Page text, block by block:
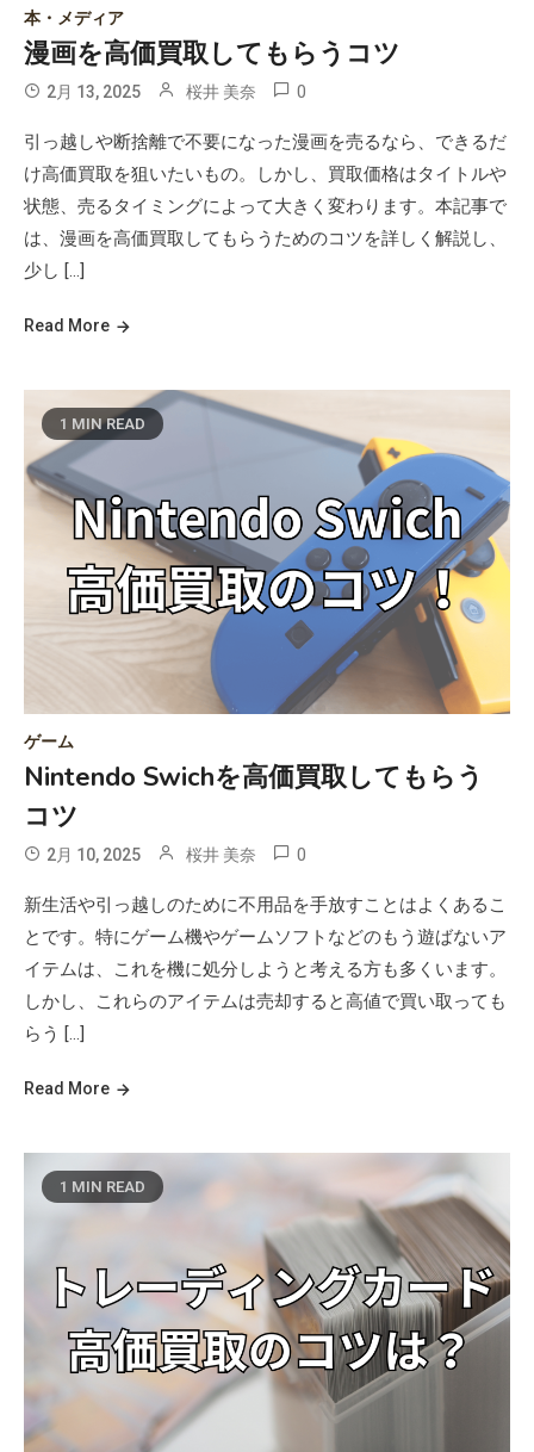
本・メディア
漫画を高価買取してもらうコツ
2月 13, 2025 桜井 美奈 0
引っ越しや断捨離で不要になった漫画を売るなら、できるだ
け高価買取を狙いたいもの。しかし、買取価格はタイトルや
状態、売るタイミングによって大きく変わります。本記事で
は、漫画を高価買取してもらうためのコツを詳しく解説し、
少し […]
Read More
1 MIN READ
ゲーム
Nintendo Swichを高価買取してもらう
コツ
2月 10, 2025 桜井 美奈 0
新生活や引っ越しのために不用品を手放すことはよくあるこ
とです。特にゲーム機やゲームソフトなどのもう遊ばないア
イテムは、これを機に処分しようと考える方も多くいます。
しかし、これらのアイテムは売却すると高値で買い取っても
らう […]
Read More
1 MIN READ